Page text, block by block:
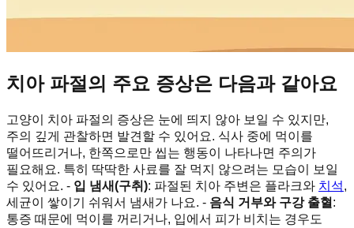
치아 파절의 주요 증상은 다음과 같아요
고양이 치아 파절의 증상은 눈에 띄지 않아 보일 수 있지만,
주의 깊게 관찰하면 발견할 수 있어요. 식사 중에 먹이를
떨어뜨리거나, 한쪽으로만 씹는 행동이 나타나면 주의가
필요해요. 특히 딱딱한 사료를 잘 먹지 않으려는 모습이 보일
수 있어요. - 입 냄새(구취): 파절된 치아 주변은 플라크와 치석,
세균이 쌓이기 쉬워서 냄새가 나요. - 음식 거부와 구강 출혈 :
통증 때문에 먹이를 꺼리거나, 입에서 피가 비치는 경우도